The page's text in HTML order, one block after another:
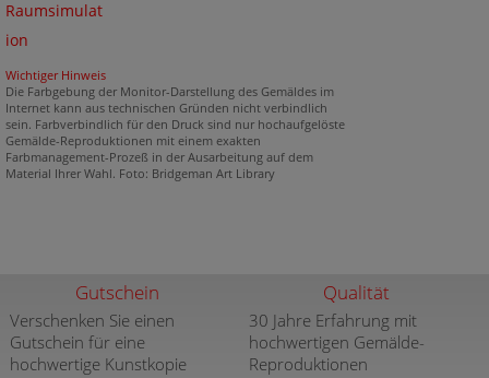
Raumsimulat
ion
Wichtiger Hinweis
Die Farbgebung der Monitor-Darstellung des Gemäldes im
Internet kann aus technischen Gründen nicht verbindlich
sein. Farbverbindlich für den Druck sind nur hochaufgelöste
Gemälde-Reproduktionen mit einem exakten
Farbmanagement-Prozeß in der Ausarbeitung auf dem
Material Ihrer Wahl. Foto: Bridgeman Art Library
Gutschein
Verschenken Sie einen
Gutschein für eine
hochwertige Kunstkopie
Qualität
30 Jahre Erfahrung mit
hochwertigen Gemälde-
Reproduktionen